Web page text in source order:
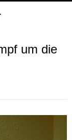
um die